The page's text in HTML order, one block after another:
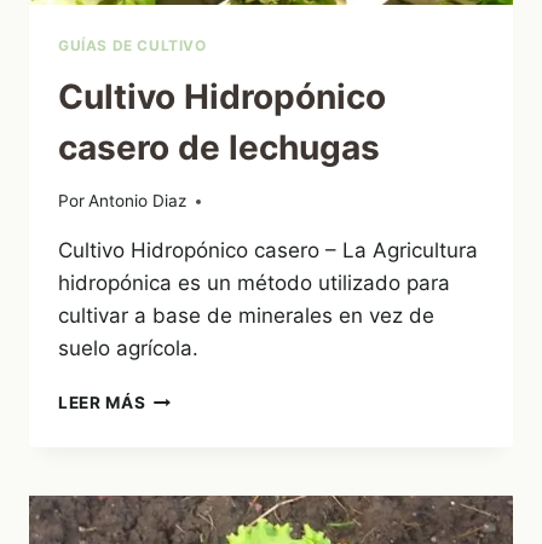
GUÍAS DE CULTIVO
Cultivo Hidropónico
casero de lechugas
PorAntonio Diaz
26/05/2011
Cultivo Hidropónico casero – La Agricultura
hidropónica es un método utilizado para
cultivar a base de minerales en vez de
suelo agrícola.
LEER MÁS CULTIVO
LECHUGAS